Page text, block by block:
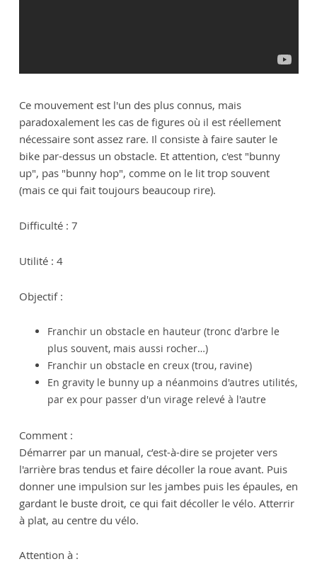
Ce mouvement est l'un des plus connus, mais
paradoxalement les cas de figures où il est réellement
nécessaire sont assez rare. Il consiste à faire sauter le
bike par-dessus un obstacle. Et attention, c'est "bunny
up", pas "bunny hop", comme on le lit trop souvent
(mais ce qui fait toujours beaucoup rire).
Difficulté : 7
Utilité : 4
Objectif :
Franchir un obstacle en hauteur (tronc d'arbre le
plus souvent, mais aussi rocher…)
Franchir un obstacle en creux (trou, ravine)
En gravity le bunny up a néanmoins d'autres utilités,
par ex pour passer d'un virage relevé à l'autre
Comment :
Démarrer par un manual, c’est-à-dire se projeter vers
l'arrière bras tendus et faire décoller la roue avant. Puis
donner une impulsion sur les jambes puis les épaules, en
gardant le buste droit, ce qui fait décoller le vélo. Atterrir
à plat, au centre du vélo.
Attention à :